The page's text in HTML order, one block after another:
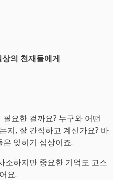
의 천재들에게
요한 걸까요? 누구와 어떤
지, 잘 간직하고 계신가요? 바
잊히기 십상이죠.
소하지만 중요한 기억도 고스
요.